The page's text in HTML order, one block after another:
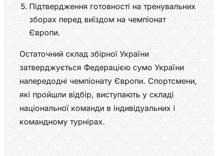
Підтвердження готовності на тренувальних
зборах перед виїздом на чемпіонат
Європи.
Остаточний склад збірної України
затверджується Федерацією сумо України
напередодні чемпіонату Європи. Спортсмени,
які пройшли відбір, виступають у складі
національної команди в індивідуальних і
командному турнірах.